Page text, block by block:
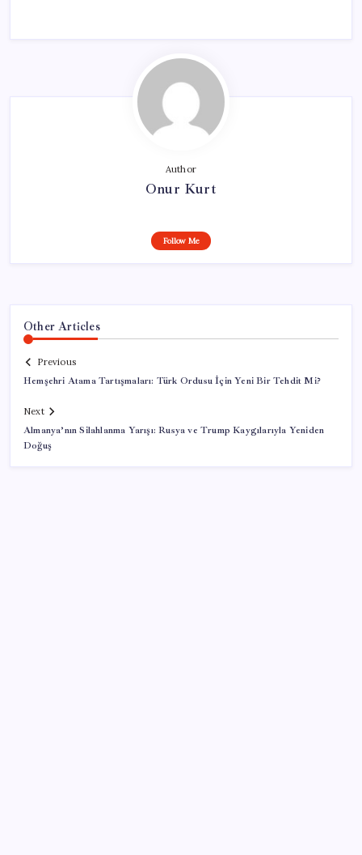
Author
Onur Kurt
Follow Me
Other Articles
Previous
Hemşehri Atama Tartışmaları: Türk Ordusu İçin Yeni Bir Tehdit Mi?
Next
Almanya’nın Silahlanma Yarışı: Rusya ve Trump Kaygılarıyla Yeniden
Doğuş